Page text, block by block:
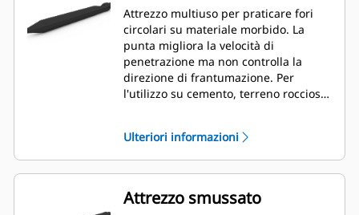
Attrezzo multiuso per praticare fori
circolari su materiale morbido. La
punta migliora la velocità di
penetrazione ma non controlla la
direzione di frantumazione. Per
l'utilizzo su cemento, terreno roccioso
Ulteriori informazioni
Attrezzo smussato